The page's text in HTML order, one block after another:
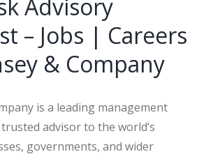
Advisory
– Jobs | Careers
& Company
is a leading management
advisor to the world’s
governments, and wider